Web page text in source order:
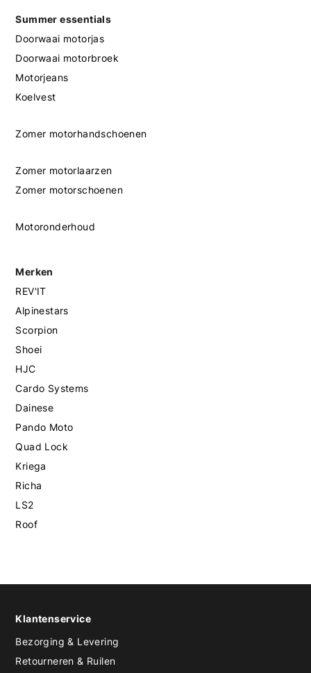
Summer essentials
Doorwaai motorjas
Doorwaai motorbroek
Motorjeans
Koelvest
Zomer motorhandschoenen
Zomer motorlaarzen
Zomer motorschoenen
Motoronderhoud
Merken
REV'IT
Alpinestars
Scorpion
Shoei
HJC
Cardo Systems
Dainese
Pando Moto
Quad Lock
Kriega
Richa
LS2
Roof
Klantenservice
Bezorging & Levering
Retourneren & Ruilen